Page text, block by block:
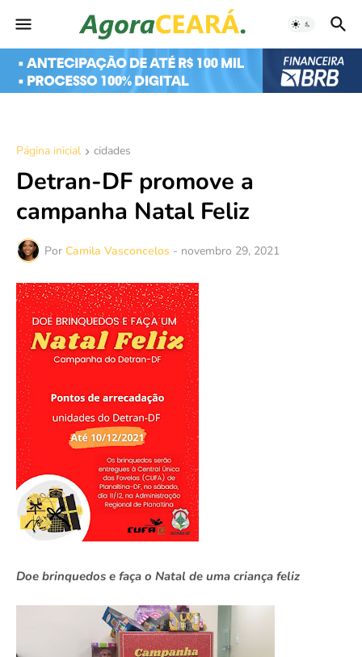
Página inicial cidades
Detran-DF promove a
campanha Natal Feliz
Por Camila Vasconcelos - novembro 29, 2021
Doe brinquedos e faça o Natal de uma criança feliz